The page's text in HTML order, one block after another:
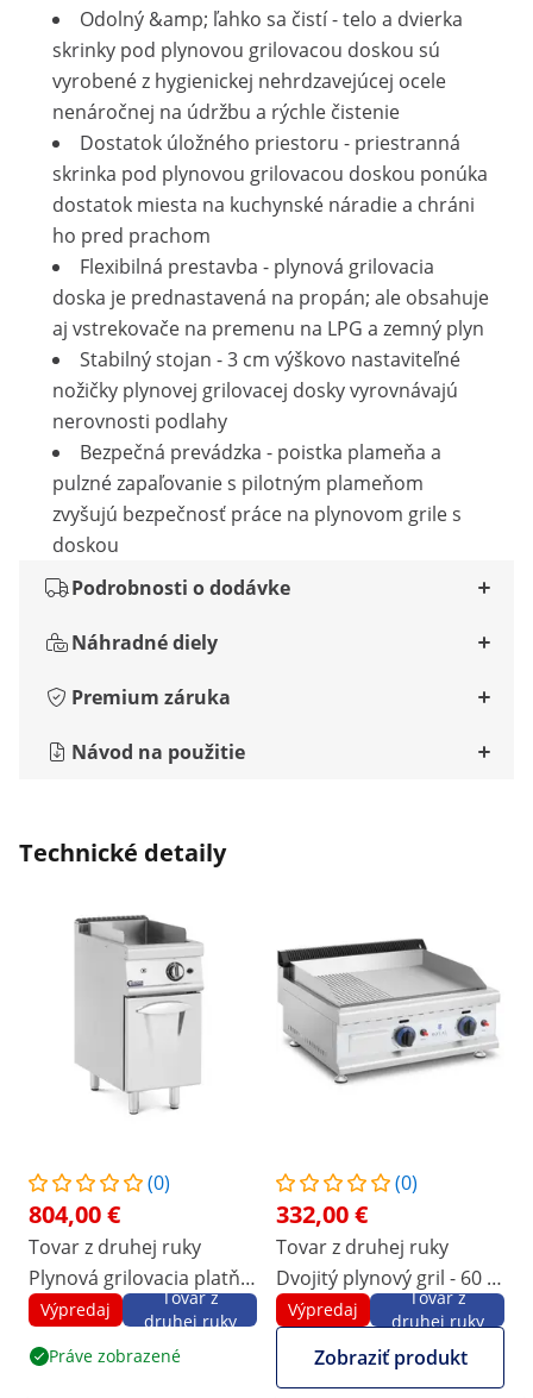
Odolný &amp; ľahko sa čistí - telo a dvierka
skrinky pod plynovou grilovacou doskou sú
vyrobené z hygienickej nehrdzavejúcej ocele
nenáročnej na údržbu a rýchle čistenie
Dostatok úložného priestoru - priestranná
skrinka pod plynovou grilovacou doskou ponúka
dostatok miesta na kuchynské náradie a chráni
ho pred prachom
Flexibilná prestavba - plynová grilovacia
doska je prednastavená na propán; ale obsahuje
aj vstrekovače na premenu na LPG a zemný plyn
Stabilný stojan - 3 cm výškovo nastaviteľné
nožičky plynovej grilovacej dosky vyrovnávajú
nerovnosti podlahy
Bezpečná prevádzka - poistka plameňa a
pulzné zapaľovanie s pilotným plameňom
zvyšujú bezpečnosť práce na plynovom grile s
doskou
Podrobnosti o dodávke
Náhradné diely
Premium záruka
Návod na použitie
Technické detaily
(0)
804,00 €
Tovar z druhej ruky
Plynová grilovacia platňa
- 6 kW - 50-300 °C -
plyn - podstavná skriňa -
Výpredaj
Tovar z
druhej ruky
Práve zobrazené
(0)
332,00 €
Tovar z druhej ruky
Dvojitý plynový gril - 60 x
40 cm -
hladký/vrúbkovaný - 2 x 3
100 W - zemný plyn - 20
Výpredaj
Tovar z
druhej ruky
Zobraziť produkt